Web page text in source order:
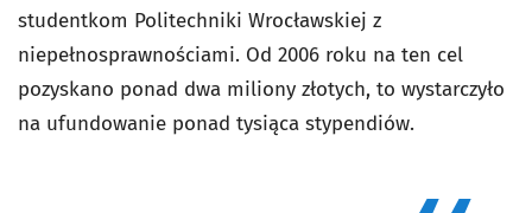
studentkom Politechniki Wrocławskiej z
niepełnosprawnościami. Od 2006 roku na ten cel
pozyskano ponad dwa miliony złotych, to wystarczyło
na ufundowanie ponad tysiąca stypendiów.